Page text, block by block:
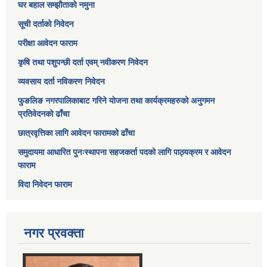
घर बहाल सम्झौताको नमुना
सूची दर्ताको निवेदन
परीक्षा आवेदन फाराम
कृषि तथा पशुपन्छी दर्ता एवम् नवीकरण निवेदन
व्यवसाय दर्ता नविकरण निवेदन
फुङलिङ नगरपालिकाबाट गरिने योजना तथा कार्यक्रमहरुको अनुगमन
प्रतिवेदनको ढाँचा
छात्रवृत्तिका लागि आवेदन फारामको ढाँचा
समुदायमा आधारित पुनःस्थापना सहजकर्ता पदको लागि पाठ्यक्रम र आवेदन
फाराम
विदा निवेदन फाराम
नगर प्रवक्ता